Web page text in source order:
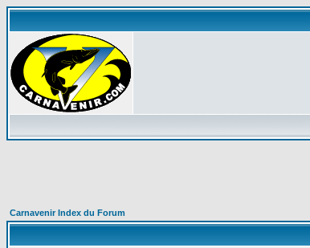
Carnavenir Index du Forum